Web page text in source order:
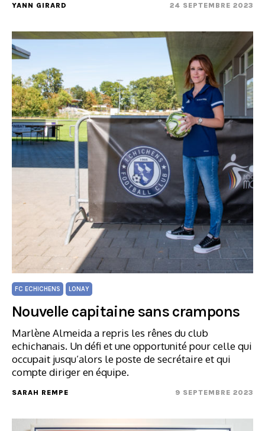
YANN GIRARD 24 SEPTEMBRE 2023
FC ECHICHENS LONAY
Nouvelle capitaine sans crampons
Marlène Almeida a repris les rênes du club
echichanais. Un défi et une opportunité pour celle qui
occupait jusqu’alors le poste de secrétaire et qui
compte diriger en équipe.
SARAH REMPE 9 SEPTEMBRE 2023